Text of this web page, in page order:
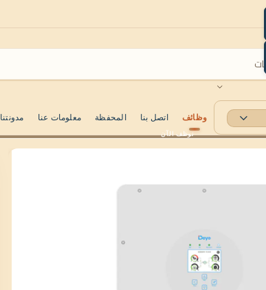
مدونتنا معلومات عنا المحفظة اتصل بنا وظائف